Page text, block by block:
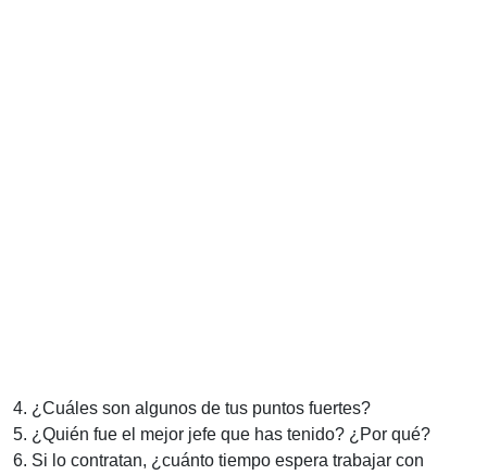
4. ¿Cuáles son algunos de tus puntos fuertes?
5. ¿Quién fue el mejor jefe que has tenido? ¿Por qué?
6. Si lo contratan, ¿cuánto tiempo espera trabajar con